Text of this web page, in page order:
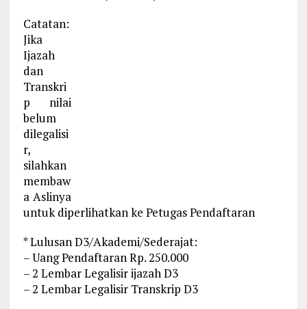
Catatan:
Jika
Ijazah
dan
Transkri
p nilai
belum
dilegalisi
r,
silahkan
membaw
a Aslinya
untuk diperlihatkan ke Petugas Pendaftaran
* Lulusan D3/Akademi/Sederajat:
– Uang Pendaftaran Rp. 250.000
– 2 Lembar Legalisir ijazah D3
– 2 Lembar Legalisir Transkrip D3